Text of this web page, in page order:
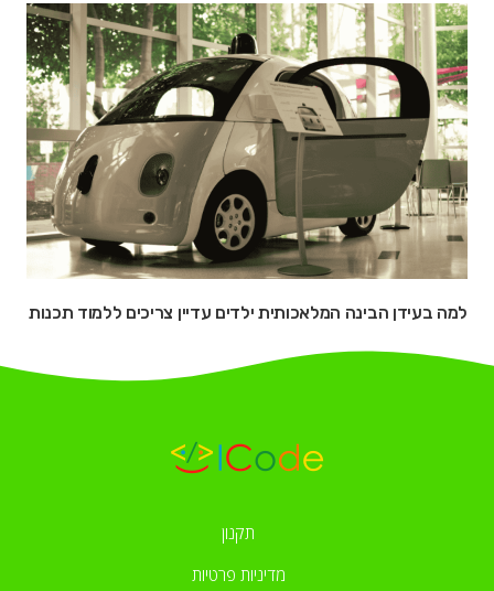
למה בעידן הבינה המלאכותית ילדים עדיין צריכים ללמוד תכנות
תקנון
מדיניות פרטיות